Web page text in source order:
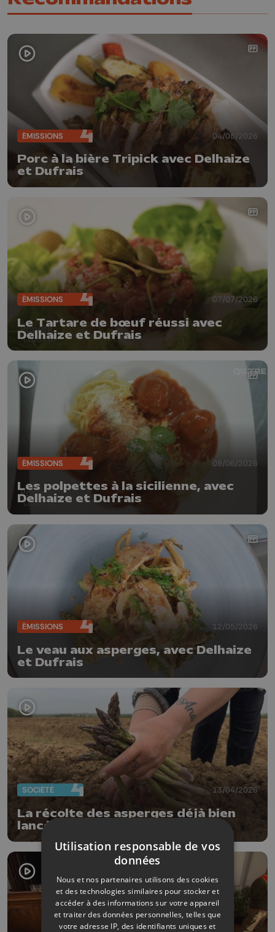
ÉMISSIONS 04/08/2026
Porc à la bière Tripick avec Delhaize
et Dufrais
ÉMISSIONS 07/07/2026
Le Tartare de bœuf réussi avec
Delhaize et Dufrais
ÉMISSIONS 09/06/2026
Les polpettes à la sicilienne, avec
Delhaize et Dufrais
ÉMISSIONS 12/05/2026
Le veau aux asperges, avec Delhaize
et Dufrais
SOCIÉTÉ 13/04/2026
La récolte des asperges déjà bien
lancée à Rosoux
Utilisation responsable de vos
données
Nous et nos partenaires utilisons des cookies
et des technologies similaires pour stocker et
accéder à des informations sur votre appareil
et traiter des données personnelles, telles que
votre adresse IP, des identifiants uniques et